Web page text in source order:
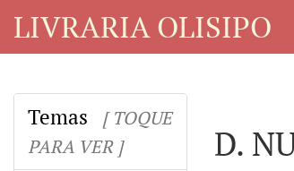
LIVRARIA OLISIPO
Temas
[ TOQUE
PARA VER ]
D.